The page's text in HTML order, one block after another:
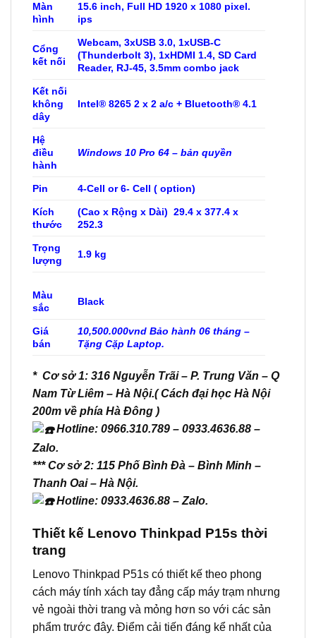
Màn
hình
15.6 inch, Full HD 1920 x 1080 pixel.
ips
Cổng
kết nối
Webcam, 3xUSB 3.0, 1xUSB-C
(Thunderbolt 3), 1xHDMI 1.4, SD Card
Reader, RJ-45, 3.5mm combo jack
Kết nối
không
dây
Intel® 8265 2 x 2 a/c + Bluetooth® 4.1
Hệ
điều
hành
Windows 10 Pro 64 – bản quyền
Pin 4-Cell or 6- Cell ( option)
Kích
thước
(Cao x Rộng x Dài) 29.4 x 377.4 x
252.3
Trọng
lượng
1.9 kg
Màu
sắc
Black
Giá
bán
10,500.000vnd Bảo hành 06 tháng –
Tặng Cặp Laptop.
* Cơ sở 1: 316 Nguyễn Trãi – P. Trung Văn – Q
Nam Từ Liêm – Hà Nội.( Cách đại học Hà Nội
200m về phía Hà Đông )
Hotline: 0966.310.789 – 0933.4636.88 –
Zalo.
*** Cơ sở 2: 115 Phố Bình Đà – Bình Minh –
Thanh Oai – Hà Nội.
Hotline: 0933.4636.88 – Zalo.
Thiết kế Lenovo Thinkpad P15s thời
trang
Lenovo Thinkpad P51s có thiết kế theo phong
cách máy tính xách tay đẳng cấp máy trạm nhưng
vẻ ngoài thời trang và mỏng hơn so với các sản
phẩm trước đây. Điểm cải tiến đáng kể nhất của